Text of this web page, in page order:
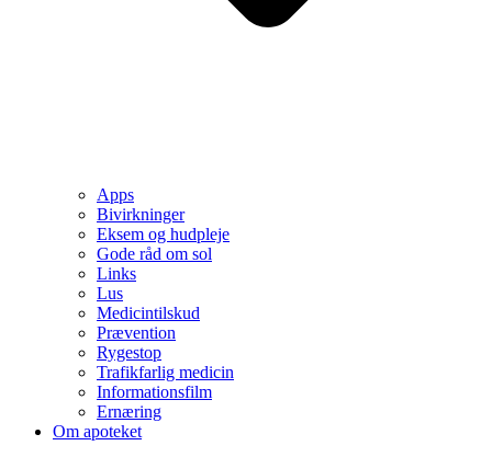
Apps
Bivirkninger
Eksem og hudpleje
Gode råd om sol
Links
Lus
Medicintilskud
Prævention
Rygestop
Trafikfarlig medicin
Informationsfilm
Ernæring
Om apoteket